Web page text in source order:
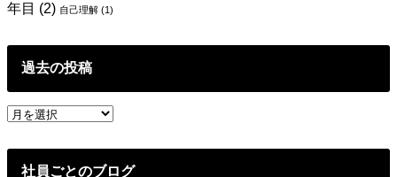
年目 (2) 自己理解 (1)
過去の投稿
過
の
社員ごとのブログ